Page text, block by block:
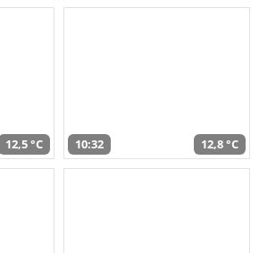
12,5 °C 10:32 12,8 °C